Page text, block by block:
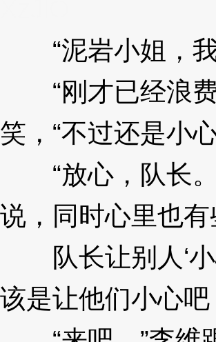
“泥岩小姐，我
“刚才已经浪费
笑，“不过还是小
“放心，队长。
说，同时心里也
队长让别人‘小
该是让他们小心吧